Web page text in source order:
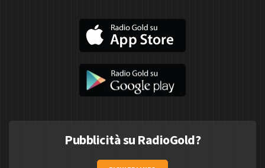
Pubblicità su RadioGold?